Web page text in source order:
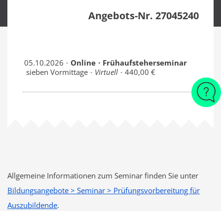
Angebots-Nr. 27045240
05.10.2026 Online
Frühaufsteherseminar
sieben Vormittage
Virtuell 440,00 €
Allgemeine Informationen zum Seminar finden Sie unter
Bildungsangebote > Seminar > Prüfungsvorbereitung für
Auszubildende.